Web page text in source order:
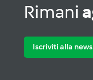
Rimani
Iscriviti alla